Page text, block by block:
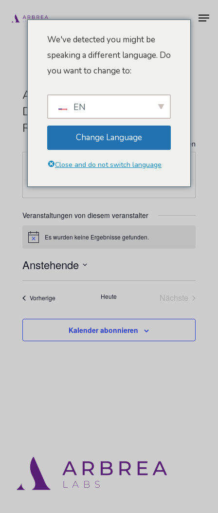
Hauptinhalt
AMCPER - Asociación Mexicana
De Cirugía Plástica, Estética Y
Reconstructiva, A.C.
" Alle Veranstaltungen
Webseite
https://cirugiaplastica.mx/
Veranstaltungen von diesem veranstalter
HinweisEs wurden keine Ergebnisse gefunden.
Anstehende
Datum
wählen.
Vorherige Heute
Nächste
Kalender abonnieren
We've detected you might be
speaking a different language. Do
you want to change to:
EN
Change Language
Close and do not switch language